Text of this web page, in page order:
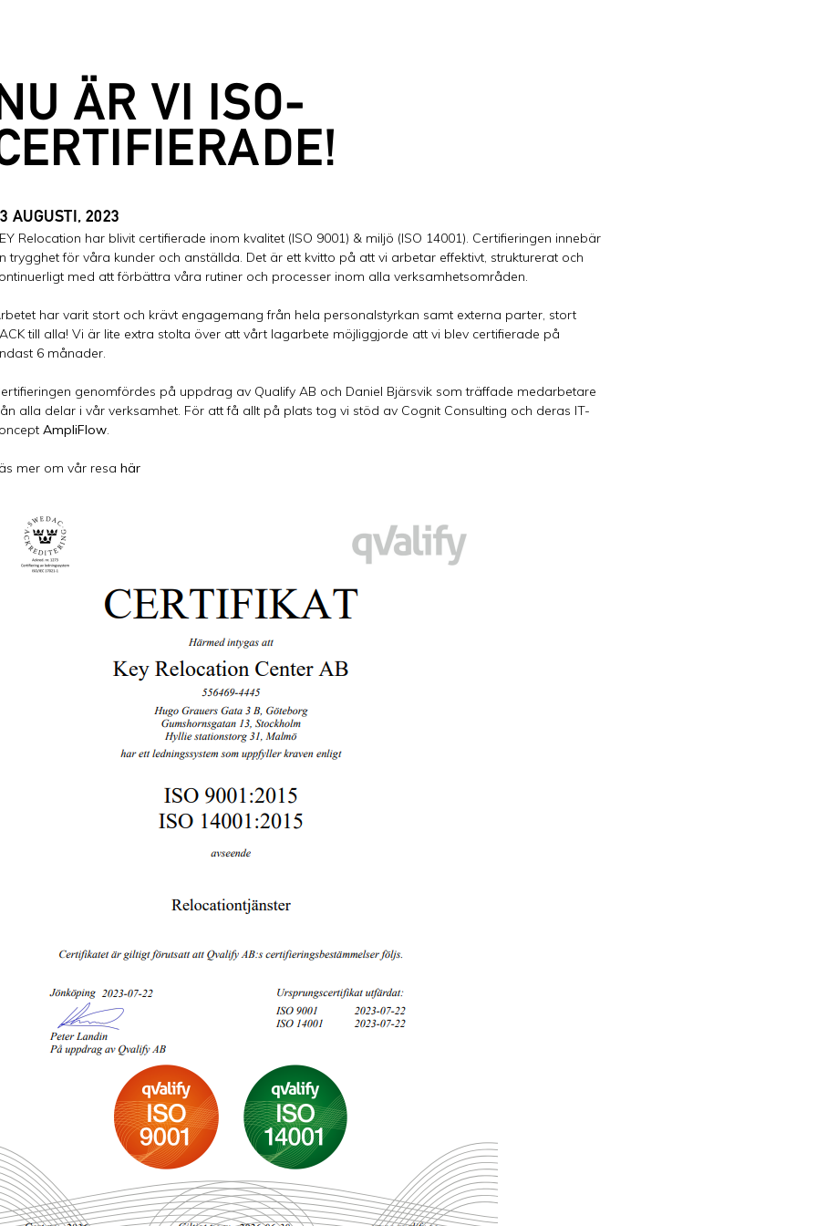
ÄR VI ISO-
AUGUSTI, 2023
Relocation har blivit certifierade inom kvalitet (ISO 9001) & miljö (ISO 14001). Certifieringen innebär
trygghet för våra kunder och anställda. Det är ett kvitto på att vi arbetar effektivt, strukturerat och
med att förbättra våra rutiner och processer inom alla verksamhetsområden.
har varit stort och krävt engagemang från hela personalstyrkan samt externa parter, stort
till alla! Vi är lite extra stolta över att vårt lagarbete möjliggjorde att vi blev certifierade på
6 månader.
genomfördes på uppdrag av Qualify AB och Daniel Bjärsvik som träffade medarbetare
alla delar i vår verksamhet. För att få allt på plats tog vi stöd av Cognit Consulting och deras IT-
AmpliFlow.
mer om vår resa här